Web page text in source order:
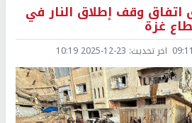
اتفاق وقف إطلاق النار في
غزة
اخر تحديث: 2025-12-23 10:19